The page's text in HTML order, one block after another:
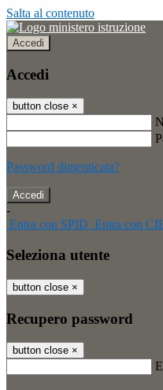
Salta al contenuto
Accedi
Accedi
button close ×
Password dimenticata?
-
Entra con SPID Entra con
Seleziona utente
button close ×
Recupero password
button close ×